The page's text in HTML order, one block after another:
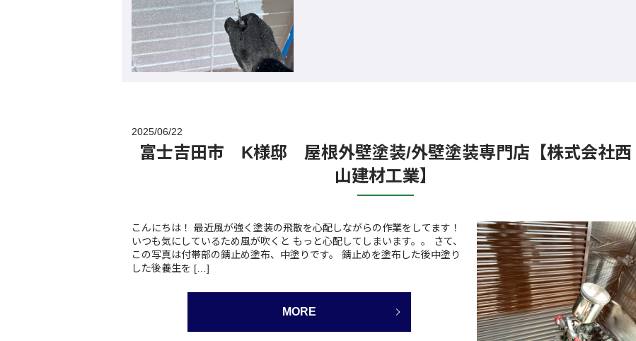
2025/06/22
富士吉田市 K様邸 屋根外壁塗装/外壁塗装専門店【株式会社西
山建材工業】
こんにちは！ 最近風が強く塗装の飛散を心配しながらの作業をしてます！
いつも気にしているため風が吹くと もっと心配してしまいます。。 さて、
この写真は付帯部の錆止め塗布、中塗りです。 錆止めを塗布した後中塗り
した後養生を […]
MORE